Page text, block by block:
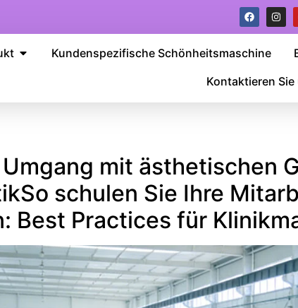
Kundenspezifische Schönheitsmaschine
Kontaktieren Sie
mit ästhetischen
schulen Sie Ihre
Best Practices für